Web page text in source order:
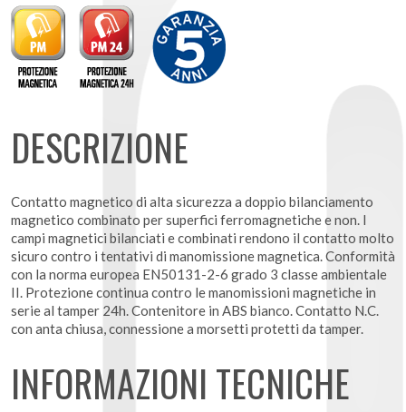
DESCRIZIONE
Contatto magnetico di alta sicurezza a doppio bilanciamento
magnetico combinato per superfici ferromagnetiche e non. I
campi magnetici bilanciati e combinati rendono il contatto molto
sicuro contro i tentativi di manomissione magnetica. Conformità
con la norma europea EN50131-2-6 grado 3 classe ambientale
II. Protezione continua contro le manomissioni magnetiche in
serie al tamper 24h. Contenitore in ABS bianco. Contatto N.C.
con anta chiusa, connessione a morsetti protetti da tamper.
INFORMAZIONI TECNICHE